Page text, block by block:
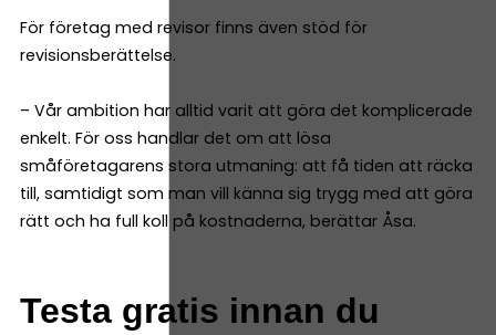
För företag med revisor finns även stöd för
revisionsberättelse.
– Vår ambition har alltid varit att göra det komplicerade
enkelt. För oss handlar det om att lösa
småföretagarens stora utmaning: att få tiden att räcka
till, samtidigt som man vill känna sig trygg med att göra
rätt och ha full koll på kostnaderna, berättar Åsa.
Testa gratis innan du